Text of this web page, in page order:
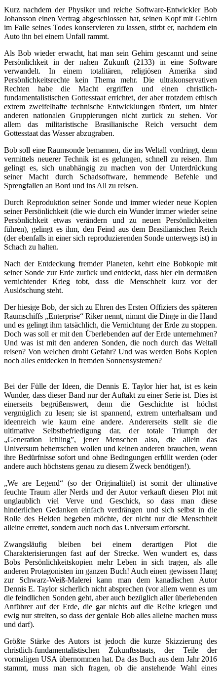
Kurz nachdem der Physiker und reiche Software-Entwickler Bob
Johansson einen Vertrag abgeschlossen hat, seinen Kopf mit Gehirn
im Falle seines Todes konservieren zu lassen, stirbt er, nachdem ein
Auto ihn bei einem Unfall rammt.
Als Bob wieder erwacht, hat man sein Gehirn gescannt und seine
Persönlichkeit in der nahen Zukunft (2133) in eine Software
verwandelt. In einem totalitären, religiösen Amerika sind
Persönlichkeitsrechte kein Thema mehr. Die ultrakonservativen
Rechten habe die Macht ergriffen und einen christlich-
fundamentalistischen Gottesstaat errichtet, der aber trotzdem ethisch
extrem zweifelhafte technische Entwicklungen fördert, um hinter
anderen nationalen Gruppierungen nicht zurück zu stehen. Vor
allem das militaristische Brasilianische Reich versucht dem
Gottesstaat das Wasser abzugraben.
Bob soll eine Raumsonde bemannen, die ins Weltall vordringt, denn
vermittels neuerer Technik ist es gelungen, schnell zu reisen. Ihm
gelingt es, sich unabhängig zu machen von der Unterdrückung
seiner Macht durch Schadsoftware, hemmende Befehle und
Sprengfallen an Bord und ins All zu reisen.
Durch Reproduktion seiner Sonde und immer wieder neue Kopien
seiner Persönlichkeit (die wie durch ein Wunder immer wieder seine
Persönlichkeit etwas verändern und zu neuen Persönlichkeiten
führen), gelingt es ihm, den Feind aus dem Brasilianischen Reich
(der ebenfalls in einer sich reproduzierenden Sonde unterwegs ist) in
Schach zu halten.
Nach der Entdeckung fremder Planeten, kehrt eine Bobkopie mit
seiner Sonde zur Erde zurück und entdeckt, dass hier ein dermaßen
vernichtender Krieg tobt, dass die Menschheit kurz vor der
Auslöschung steht.
Der hiesige Bob, der sich zu Ehren des Ersten Offiziers des späteren
Raumschiffs „Enterprise“ Riker nennt, nimmt die Dinge in die Hand
und es gelingt ihm tatsächlich, die Vernichtung der Erde zu stoppen.
Doch was soll er mit den Überlebenden auf der Erde unternehmen?
Und was ist mit den anderen Sonden, die noch durch das Weltall
reisen? Von welchen droht Gefahr? Und was werden Bobs Kopien
noch alles entdecken in fremden Sonnensystemen?
Bei der Fülle der Ideen, die Dennis E. Taylor hier hat, ist es kein
Wunder, dass dieser Band nur der Auftakt zu einer Serie ist. Dies ist
einerseits begrüßenswert, denn die Geschichte ist höchst
vergnüglich zu lesen; sie ist spannend, extrem unterhaltsam und
ideenreich wie kaum eine andere. Andererseits stellt sie die
ultimative Selbstbefriedigung dar, der totale Triumph der
„Generation Ichling”, jener Menschen also, die allein das
Universum beherrschen wollen und keinen anderen brauchen, wenn
ihre Bedürfnisse sofort und ohne Bedingungen erfüllt werden (oder
andere auch höchstens genau zu diesem Zweck benötigen!).
„We are Legend“ (so der Originaltitel) ist somit der ultimative
feuchte Traum aller Nerds und der Autor verkauft diesen Plot mit
unglaublich viel Verve und Geschick, so dass man diese
hinderlichen Gedanken einfach verdrängen und sich selbst in die
Rolle des Helden begeben möchte, der nicht nur die Menschheit
alleine errettet, sondern auch noch das Universum erforscht.
Zwangsläufig bleiben bei einem derartigen Plot die
Charakterisierungen fast auf der Strecke. Wen wundert es, dass
Bobs Persönlichkeitskopien mehr Leben in sich tragen, als alle
anderen Protagonisten im ganzen Buch! Auch einen gewissen Hang
zur Schwarz-Weiß-Malerei kann man dem kanadischen Autor
Dennis E. Taylor sicherlich nicht absprechen (vor allem wenn es um
die feindlichen Sonden geht, aber auch bezüglich aller überlebenden
Anführer auf der Erde, die gar nichts auf die Reihe kriegen und
ewig nur streiten, so dass der geniale Bob alles alleine machen muss
und darf).
Größte Stärke des Autors ist jedoch die kurze Skizzierung des
christlich-fundamentalistischen Zukunftsstaats, der Teile der
vormaligen USA übernommen hat. Da das Buch aus dem Jahr 2016
stammt, muss man sich fragen, ob die anstehende Wahl eines